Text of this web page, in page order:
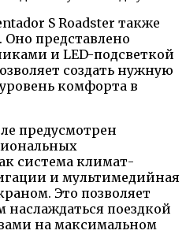
S Roadster также
представлено
и LED-подсветкой
создать нужную
комфорта в
предусмотрен
система климат-
и мультимедийная
Это позволяет
поездкой
на максимальном